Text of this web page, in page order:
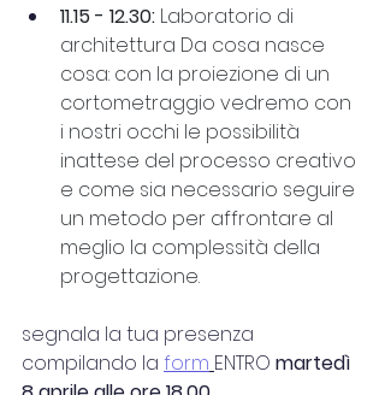
11.15 - 12.30: Laboratorio di
architettura Da cosa nasce
cosa: con la proiezione di un
cortometraggio vedremo con
i nostri occhi le possibilità
inattese del processo creativo
e come sia necessario seguire
un metodo per affrontare al
meglio la complessità della
progettazione.
segnala la tua presenza
compilando la form ENTRO martedì